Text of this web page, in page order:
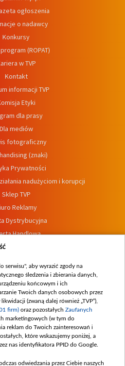
ogłoszenia
o nadawcy
Konkursy
(ROPAT)
w TVP
Kontakt
informacji TVP
Etyki
dla prasy
Dla mediów
fotograficzny
(znaki)
Prywatności
nadużyciom i korupcji
Sklep TVP
Reklamy
Dystrybucyjna
Handlowa
wewnętrznych
serwisu", aby wyrazić zgody na
śledzenia i zbierania danych,
końcowym i ich
Twoich danych osobowych przez
(zwaną dalej również „TVP”),
firm) oraz pozostałych Zaufanych
marketingowych (w tym do
reklam do Twoich zainteresowań i
które wskazujemy poniżej, a
nas identyfikatora PPID do Google.
odwiedzania przez Ciebie naszych